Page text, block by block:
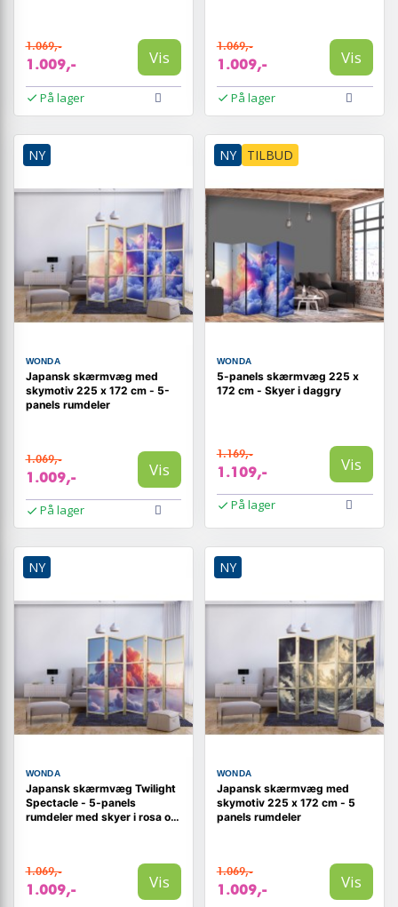
1.069,-
1.009,- Vis
På lager
1.069,-
1.009,- Vis
På lager
NY
WONDA
Japansk skærmvæg med
skymotiv 225 x 172 cm - 5-
panels rumdeler
1.069,-
1.009,- Vis
På lager
NY TILBUD
WONDA
5-panels skærmvæg 225 x
172 cm - Skyer i daggry
1.169,-
1.109,- Vis
På lager
NY
WONDA
Japansk skærmvæg Twilight
Spectacle - 5-panels
rumdeler med skyer i rosa og
1.069,-
1.009,- Vis
NY
WONDA
Japansk skærmvæg med
skymotiv 225 x 172 cm - 5
panels rumdeler
1.069,-
1.009,- Vis